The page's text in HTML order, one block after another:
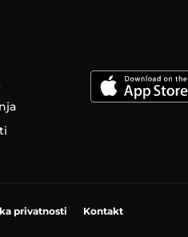
privatnosti Kontakt